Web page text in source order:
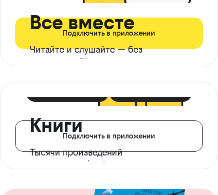
Все вместе
Читайте и слушайте — без
ограничений*
Подключить в приложении
Книги
Тысячи произведений
с доступом офлайн
Подключить в приложении